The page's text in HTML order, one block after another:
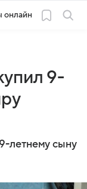
онлайн
9-
летнему сыну